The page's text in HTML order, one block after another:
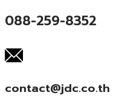
088-259-8352
contact@jdc.co.th